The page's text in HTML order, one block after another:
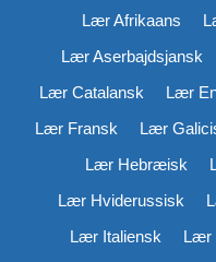
Lær Afrikaans
Lær Aserbajdsjansk
Lær Catalansk
Lær
Lær Fransk
Lær
Lær Hebræisk
Lær Hviderussisk
Lær Italiensk
Lær